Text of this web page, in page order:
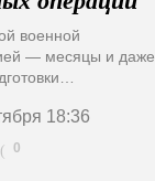
военной
— месяцы и даже
18:36
( 0